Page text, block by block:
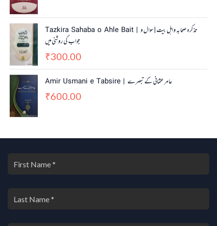
Tazkira Sahaba o Ahle Bait | تذکرہ صحابہ واہل بیت | سوال و
جواب کی روشنی میں
₹300.00
Amir Usmani e Tabsire | عامر عثمانی کے تبصرے
₹600.00